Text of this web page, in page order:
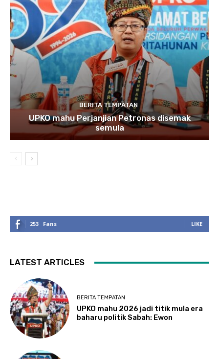
BERITA TEMPATAN
UPKO mahu Perjanjian Petronas disemak
semula
253 Fans LIKE
LATEST ARTICLES
BERITA TEMPATAN
UPKO mahu 2026 jadi titik mula era
baharu politik Sabah: Ewon